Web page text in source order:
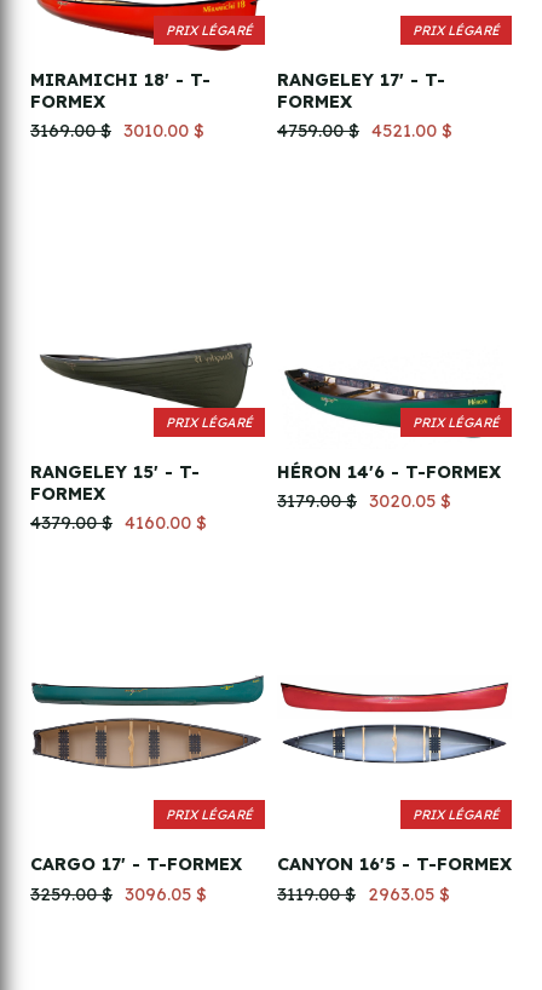
PRIX LÉGARÉ
MIRAMICHI 18' - T-
FORMEX
3169.00 $ 3010.00 $
PRIX LÉGARÉ
RANGELEY 17' - T-
FORMEX
4759.00 $ 4521.00 $
PRIX LÉGARÉ
RANGELEY 15' - T-
FORMEX
4379.00 $ 4160.00 $
PRIX LÉGARÉ
HÉRON 14'6 - T-FORMEX
3179.00 $ 3020.05 $
PRIX LÉGARÉ
CARGO 17' - T-FORMEX
3259.00 $ 3096.05 $
PRIX LÉGARÉ
CANYON 16'5 - T-FORMEX
3119.00 $
2963.05 $